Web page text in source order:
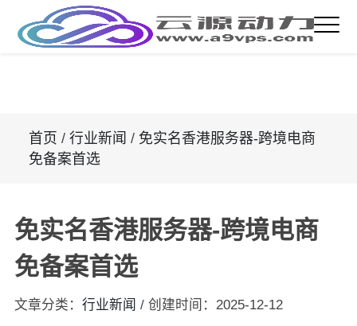
首页 / 行业新闻 / 免实名香港服务器-跨境电商
免备案首选
免实名香港服务器-跨境电商
免备案首选
文章分类： 行业新闻 / 创建时间： 2025-12-12